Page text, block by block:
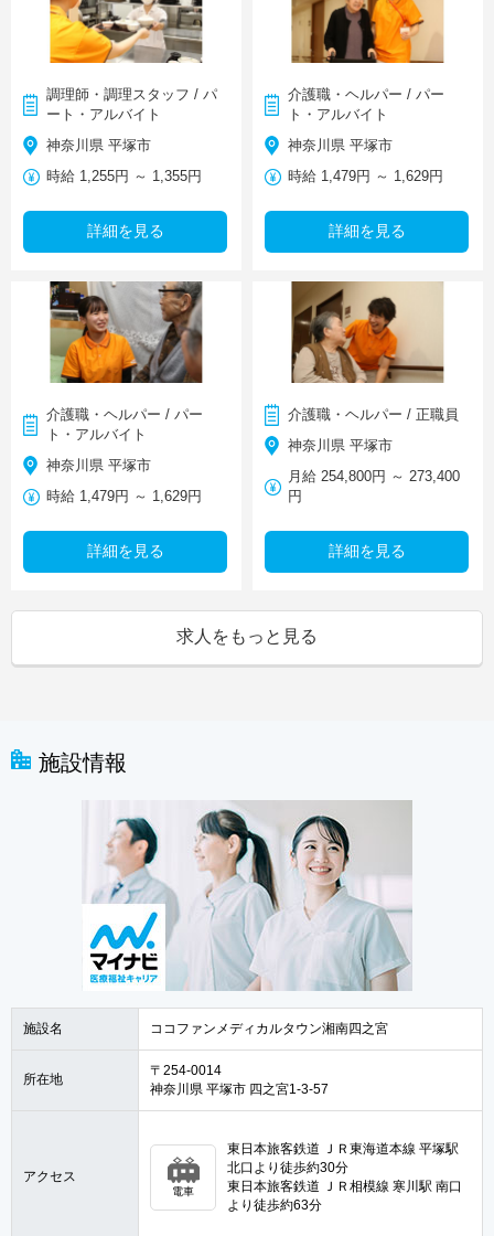
調理師・調理スタッフ / パ
ート・アルバイト
神奈川県 平塚市
時給 1,255円 ～ 1,355円
詳細を見る
介護職・ヘルパー / パー
ト・アルバイト
神奈川県 平塚市
時給 1,479円 ～ 1,629円
詳細を見る
介護職・ヘルパー / パー
ト・アルバイト
神奈川県 平塚市
時給 1,479円 ～ 1,629円
詳細を見る
介護職・ヘルパー / 正職員
神奈川県 平塚市
月給 254,800円 ～ 273,400
円
詳細を見る
求人をもっと見る
施設情報
施設名 ココファンメディカルタウン湘南四之宮
所在地
〒254-0014
神奈川県 平塚市 四之宮1-3-57
アクセス
電車
東日本旅客鉄道 ＪＲ東海道本線 平塚駅
北口より徒歩約30分
東日本旅客鉄道 ＪＲ相模線 寒川駅 南口
より徒歩約63分